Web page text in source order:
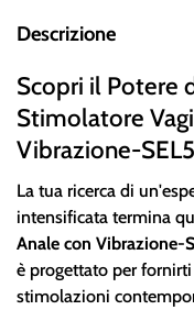
Descrizione
Scopri il Potere
Stimolatore
Vibrazione-SEL5
La tua ricerca di
intensificata termina
Anale con Vibrazione-
è progettato per
stimolazioni